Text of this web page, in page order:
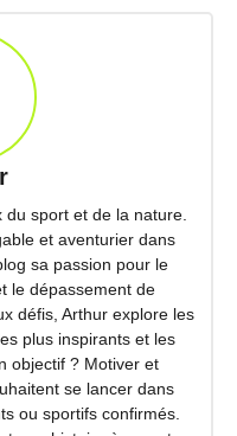
sport et de la nature.
et aventurier dans
sa passion pour le
le dépassement de
défis, Arthur explore les
plus inspirants et les
objectif ? Motiver et
se lancer dans
ou sportifs confirmés.